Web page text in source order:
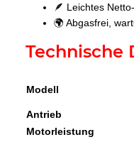
🪶 Leichtes
🌍 Abgasfrei,
Technische
Modell
Antrieb
Motorleistung